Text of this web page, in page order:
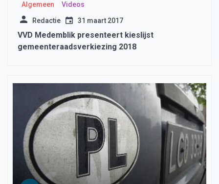
Algemeen Videos
Redactie 31 maart 2017
VVD Medemblik presenteert kieslijst
gemeenteraadsverkiezing 2018